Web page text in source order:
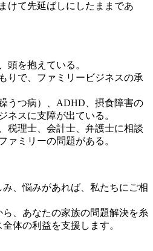
けて先延ばしにしたままであ
頭を抱えている。
りで、ファミリービジネスの承
うつ病）、ADHD、摂食障害の
ネスに支障が出ている。
税理士、会計士、弁護士に相談
ァミリーの問題がある。
、悩みがあれば、私たちにご相
、あなたの家族の問題解決を糸
体の利益を支援します。